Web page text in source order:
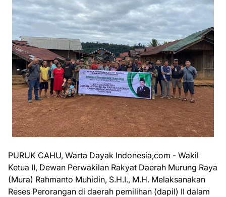
PURUK CAHU, Warta Dayak Indonesia,com - Wakil
Ketua II, Dewan Perwakilan Rakyat Daerah Murung Raya
(Mura) Rahmanto Muhidin, S.H.I., M.H. Melaksanakan
Reses Perorangan di daerah pemilihan (dapil) II dalam